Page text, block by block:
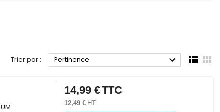
Trier par : Pertinence   
Prix
14,99 €TTC
12,49 € HT